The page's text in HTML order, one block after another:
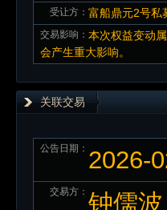
受让方： 富船鼎元2号私
交易影响： 本次权益变动
会产生重大影响。
关联交易
公告日期： 2026-
交易方： 钟儒波